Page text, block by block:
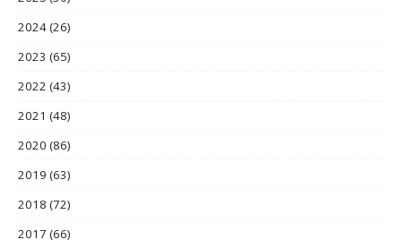
2024(26)
2023 (65)
2022 (43)
2021 (48)
2020 (86)
2019 (63)
2018 (72)
2017 (66)